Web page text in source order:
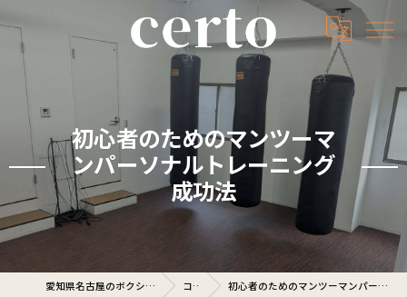
初心者のためのマンツーマ
ンパーソナルトレーニング
成功法
愛知県名古屋のボクシングジムならcerto コラム 初心者のためのマンツーマンパーソナルトレーニング成功法